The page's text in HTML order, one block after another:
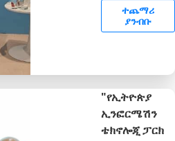
ተጨማሪ
ያንብቡ
"የኢትዮጵያ
ኢንፎርሜሽን
ቴክኖሎጂ ፓርክ